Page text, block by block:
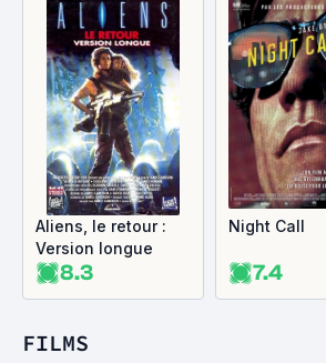
Aliens, le retour :
Version longue
8.3
Night Call
7.4
FILMS